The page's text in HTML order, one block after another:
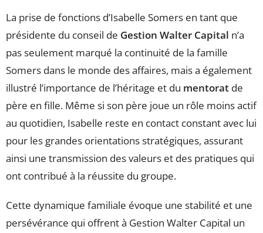
La prise de fonctions d’Isabelle Somers en tant que
présidente du conseil de Gestion Walter Capital n’a
pas seulement marqué la continuité de la famille
Somers dans le monde des affaires, mais a également
illustré l’importance de l’héritage et du mentorat de
père en fille. Même si son père joue un rôle moins actif
au quotidien, Isabelle reste en contact constant avec lui
pour les grandes orientations stratégiques, assurant
ainsi une transmission des valeurs et des pratiques qui
ont contribué à la réussite du groupe.
Cette dynamique familiale évoque une stabilité et une
persévérance qui offrent à Gestion Walter Capital un